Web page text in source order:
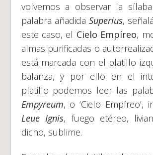
volvemos a observar la sílaba
palabra añadida Superius,
este caso, el Cielo Empíreo,
almas purificadas o
está marcada con el platillo
balanza, y por ello en el
platillo podemos leer las
Empyreum, o ‘Cielo Empíreo’,
Leue Ignis, fuego etéreo,
dicho, sublime.